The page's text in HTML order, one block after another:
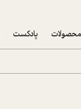
محصولات پادکست